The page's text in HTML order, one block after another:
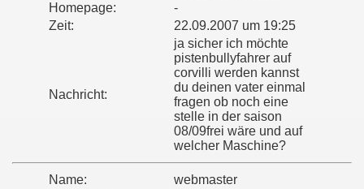
Homepage:
-
Zeit:
22.09.2007 um 19:25
Nachricht:
ja sicher ich möchte
pistenbullyfahrer auf
corvilli werden kannst
du deinen vater einmal
fragen ob noch eine
stelle in der saison
08/09frei wäre und auf
welcher Maschine?
Name:
webmaster